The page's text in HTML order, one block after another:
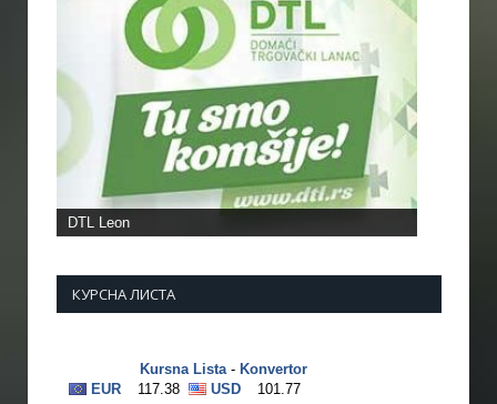
DTL Leon
КУРСНА ЛИСТА